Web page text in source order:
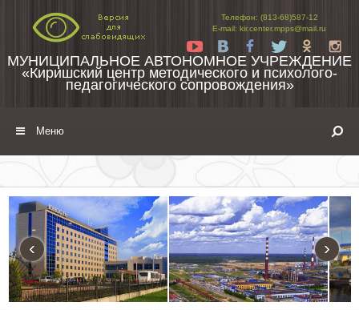
Телефон: (813-68)587-12
E-mail: kir.center.mpps@mail.ru
Yt
Tw
МУНИЦИПАЛЬНОЕ АВТОНОМНОЕ УЧРЕЖДЕНИЕ
«Киришский центр методического и психолого-
педагогического сопровождения»
Меню
‹ ›